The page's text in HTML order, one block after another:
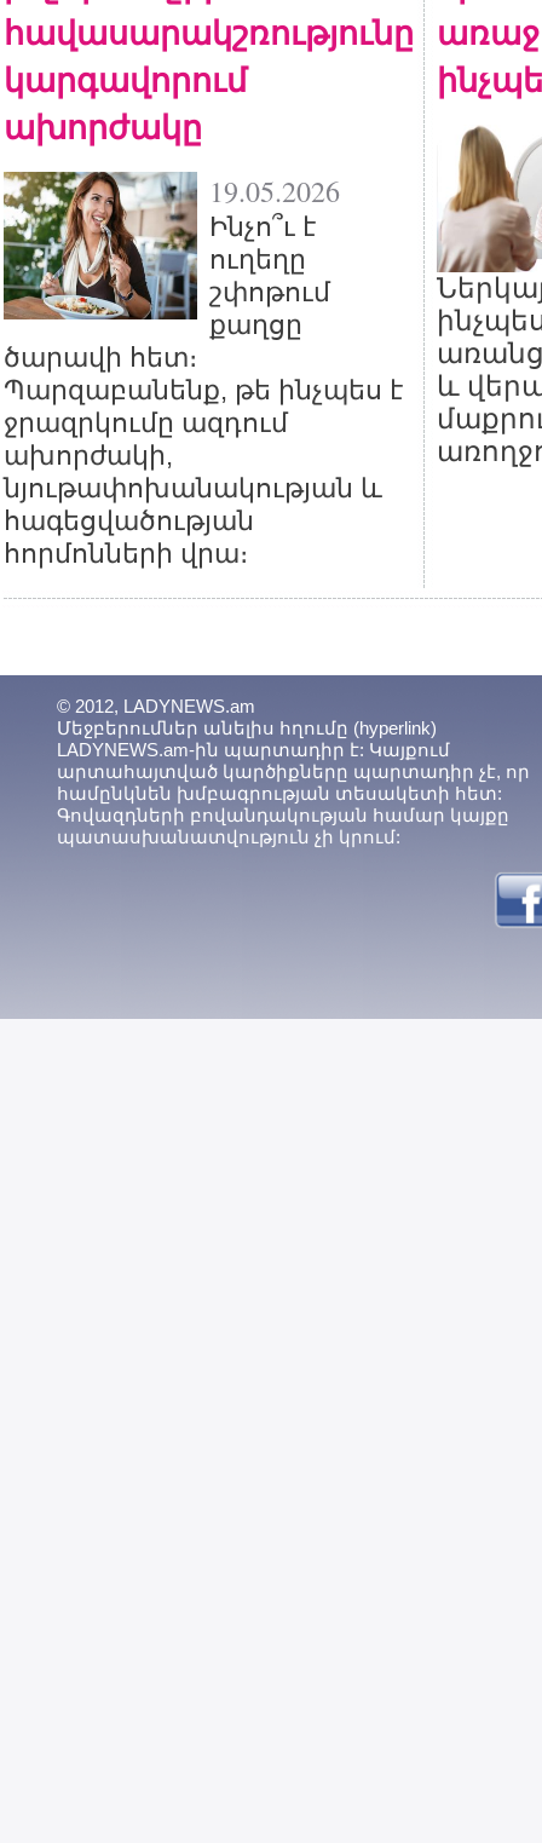
հավասարակշռությունը
կարգավորում
ախորժակը
19.05.2026
Ինչո՞ւ է
ուղեղը
շփոթում
քաղցը
ծարավի հետ։
Պարզաբանենք, թե ինչպես է
ջրազրկումը ազդում
ախորժակի,
նյութափոխանակության և
հագեցվածության
հորմոնների վրա։
առանց
և
© 2012, LADYNEWS.am
Մեջբերումներ անելիս հղումը (hyperlink)
LADYNEWS.am-ին պարտադիր է: Կայքում
արտահայտված կարծիքները պարտադիր չէ, որ
համընկնեն խմբագրության տեսակետի հետ:
Գովազդների բովանդակության համար կայքը
պատասխանատվություն չի կրում: